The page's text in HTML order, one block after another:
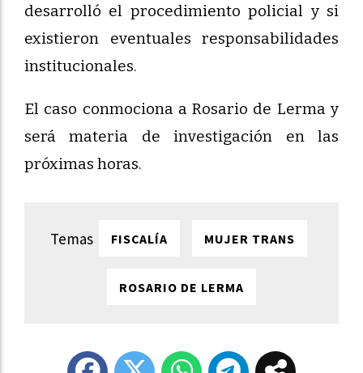
desarrolló el procedimiento policial y si
existieron eventuales responsabilidades
institucionales.
El caso conmociona a Rosario de Lerma y
será materia de investigación en las
próximas horas.
FISCALÍA MUJER TRANS
ROSARIO DE LERMA